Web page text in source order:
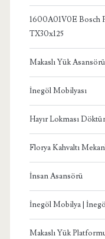
1600A01V0E Bosch
TX30x125
Makaslı Yük Asansörü
İnegöl Mobilyası
Hayır Lokması
Florya Kahvaltı
İnsan Asansörü
İnegöl Mobilya |
Makaslı Yük